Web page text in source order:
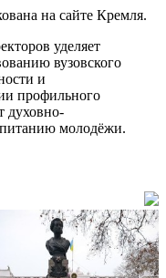
на сайте Кремля.
уделяет
вузовского
и
профильного
духовно-
молодёжи.